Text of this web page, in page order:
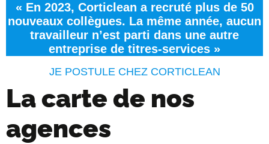
« En 2023, Corticlean a recruté plus de 50
nouveaux collègues. La même année, aucun
travailleur n’est parti dans une autre
entreprise de titres-services »
JE POSTULE CHEZ CORTICLEAN
La carte de nos
agences